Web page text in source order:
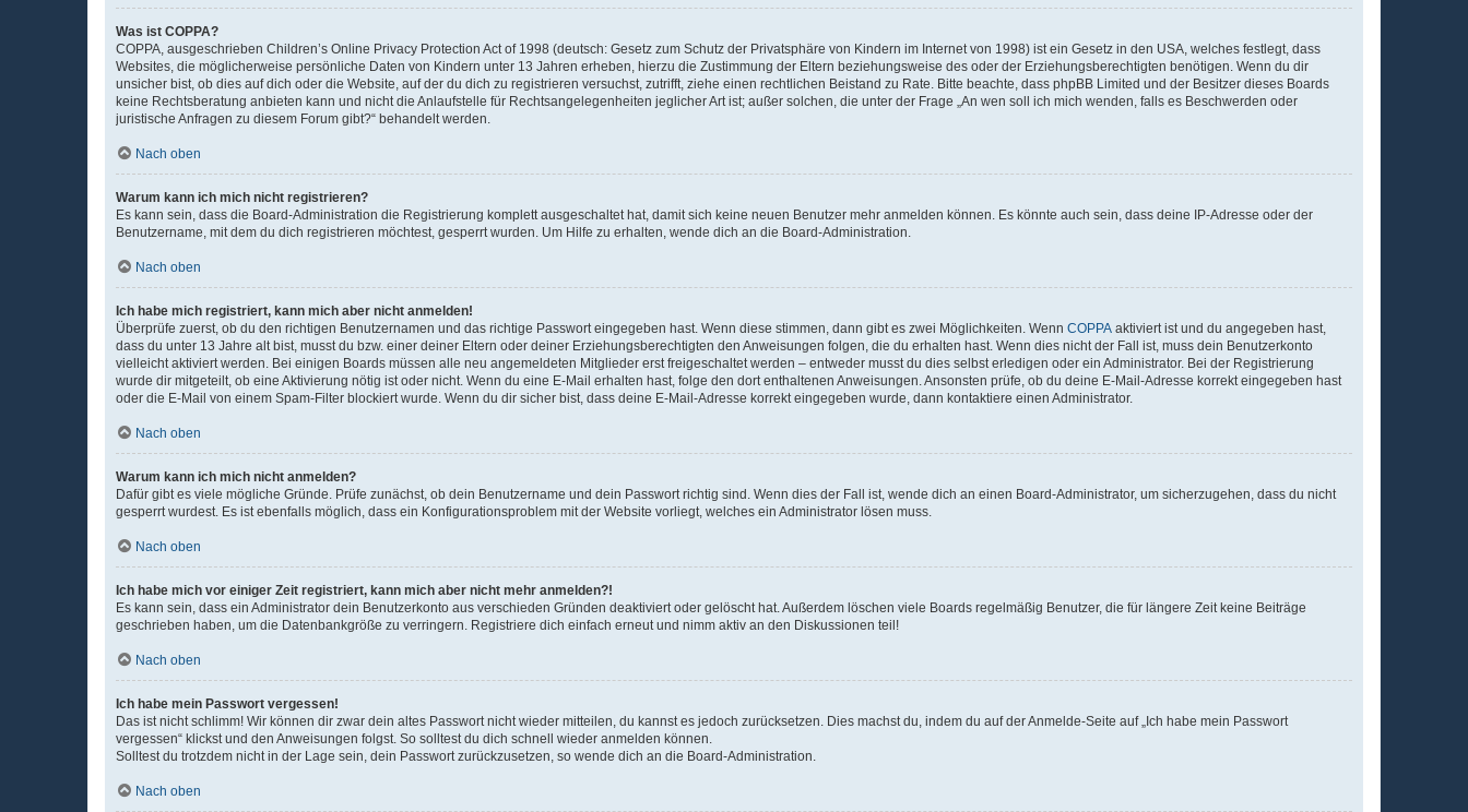
o
Was ist COPPA?
COPPA, ausgeschrieben Children’s Online Privacy Protection Act of 1998 (deutsch: Gesetz zum Schutz der Privatsphäre von Kindern im Internet von 1998) ist ein Gesetz in den USA, welches festlegt, dass
Websites, die möglicherweise persönliche Daten von Kindern unter 13 Jahren erheben, hierzu die Zustimmung der Eltern beziehungsweise des oder der Erziehungsberechtigten benötigen. Wenn du dir
unsicher bist, ob dies auf dich oder die Website, auf der du dich zu registrieren versuchst, zutrifft, ziehe einen rechtlichen Beistand zu Rate. Bitte beachte, dass phpBB Limited und der Besitzer dieses Boards
keine Rechtsberatung anbieten kann und nicht die Anlaufstelle für Rechtsangelegenheiten jeglicher Art ist; außer solchen, die unter der Frage „An wen soll ich mich wenden, falls es Beschwerden oder
juristische Anfragen zu diesem Forum gibt?“ behandelt werden.
Nach oben
Warum kann ich mich nicht registrieren?
Es kann sein, dass die Board-Administration die Registrierung komplett ausgeschaltet hat, damit sich keine neuen Benutzer mehr anmelden können. Es könnte auch sein, dass deine IP-Adresse oder der
Benutzername, mit dem du dich registrieren möchtest, gesperrt wurden. Um Hilfe zu erhalten, wende dich an die Board-Administration.
Nach oben
Ich habe mich registriert, kann mich aber nicht anmelden!
Überprüfe zuerst, ob du den richtigen Benutzernamen und das richtige Passwort eingegeben hast. Wenn diese stimmen, dann gibt es zwei Möglichkeiten. Wenn COPPA aktiviert ist und du angegeben hast,
dass du unter 13 Jahre alt bist, musst du bzw. einer deiner Eltern oder deiner Erziehungsberechtigten den Anweisungen folgen, die du erhalten hast. Wenn dies nicht der Fall ist, muss dein Benutzerkonto
vielleicht aktiviert werden. Bei einigen Boards müssen alle neu angemeldeten Mitglieder erst freigeschaltet werden – entweder musst du dies selbst erledigen oder ein Administrator. Bei der Registrierung
wurde dir mitgeteilt, ob eine Aktivierung nötig ist oder nicht. Wenn du eine E-Mail erhalten hast, folge den dort enthaltenen Anweisungen. Ansonsten prüfe, ob du deine E-Mail-Adresse korrekt eingegeben hast
oder die E-Mail von einem Spam-Filter blockiert wurde. Wenn du dir sicher bist, dass deine E-Mail-Adresse korrekt eingegeben wurde, dann kontaktiere einen Administrator.
Nach oben
Warum kann ich mich nicht anmelden?
Dafür gibt es viele mögliche Gründe. Prüfe zunächst, ob dein Benutzername und dein Passwort richtig sind. Wenn dies der Fall ist, wende dich an einen Board-Administrator, um sicherzugehen, dass du nicht
gesperrt wurdest. Es ist ebenfalls möglich, dass ein Konfigurationsproblem mit der Website vorliegt, welches ein Administrator lösen muss.
Nach oben
Ich habe mich vor einiger Zeit registriert, kann mich aber nicht mehr anmelden?!
Es kann sein, dass ein Administrator dein Benutzerkonto aus verschieden Gründen deaktiviert oder gelöscht hat. Außerdem löschen viele Boards regelmäßig Benutzer, die für längere Zeit keine Beiträge
geschrieben haben, um die Datenbankgröße zu verringern. Registriere dich einfach erneut und nimm aktiv an den Diskussionen teil!
Nach oben
Ich habe mein Passwort vergessen!
Das ist nicht schlimm! Wir können dir zwar dein altes Passwort nicht wieder mitteilen, du kannst es jedoch zurücksetzen. Dies machst du, indem du auf der Anmelde-Seite auf „Ich habe mein Passwort
vergessen“ klickst und den Anweisungen folgst. So solltest du dich schnell wieder anmelden können.
Solltest du trotzdem nicht in der Lage sein, dein Passwort zurückzusetzen, so wende dich an die Board-Administration.
Nach oben